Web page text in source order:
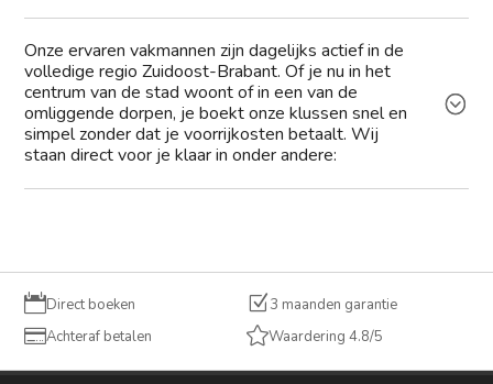
Onze ervaren vakmannen zijn dagelijks actief in de
volledige regio Zuidoost-Brabant. Of je nu in het
centrum van de stad woont of in een van de
omliggende dorpen, je boekt onze klussen snel en
simpel zonder dat je voorrijkosten betaalt. Wij
staan direct voor je klaar in onder andere:
Direct boeken Z3 maanden garantie
Achteraf betalen Waardering 4.8/5